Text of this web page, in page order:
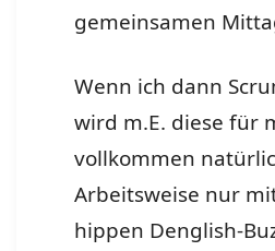
gemeinsamen
Wenn ich dann
wird m.E. diese für
vollkommen
Arbeitsweise nur
hippen Denglish-